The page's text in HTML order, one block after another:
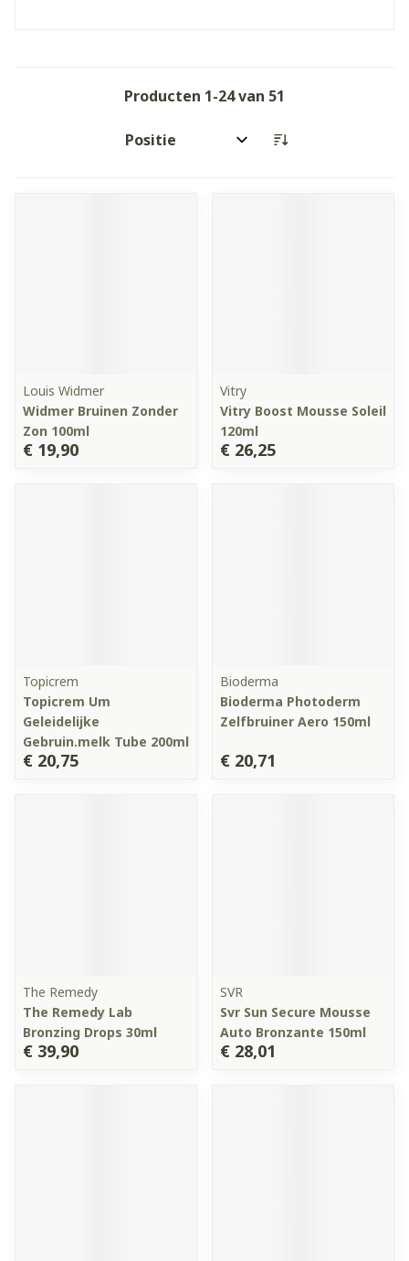
Producten 1-24van 51
Sorteer op:
Louis Widmer
Widmer Bruinen Zonder
Zon 100ml
€ 19,90
Vitry
Vitry Boost Mousse Soleil
120ml
€ 26,25
Topicrem
Topicrem Um
Geleidelijke
Gebruin.melk Tube 200ml
€ 20,75
Bioderma
Bioderma Photoderm
Zelfbruiner Aero 150ml
€ 20,71
The Remedy
The Remedy Lab
Bronzing Drops 30ml
€ 39,90
SVR
Svr Sun Secure Mousse
Auto Bronzante 150ml
€ 28,01